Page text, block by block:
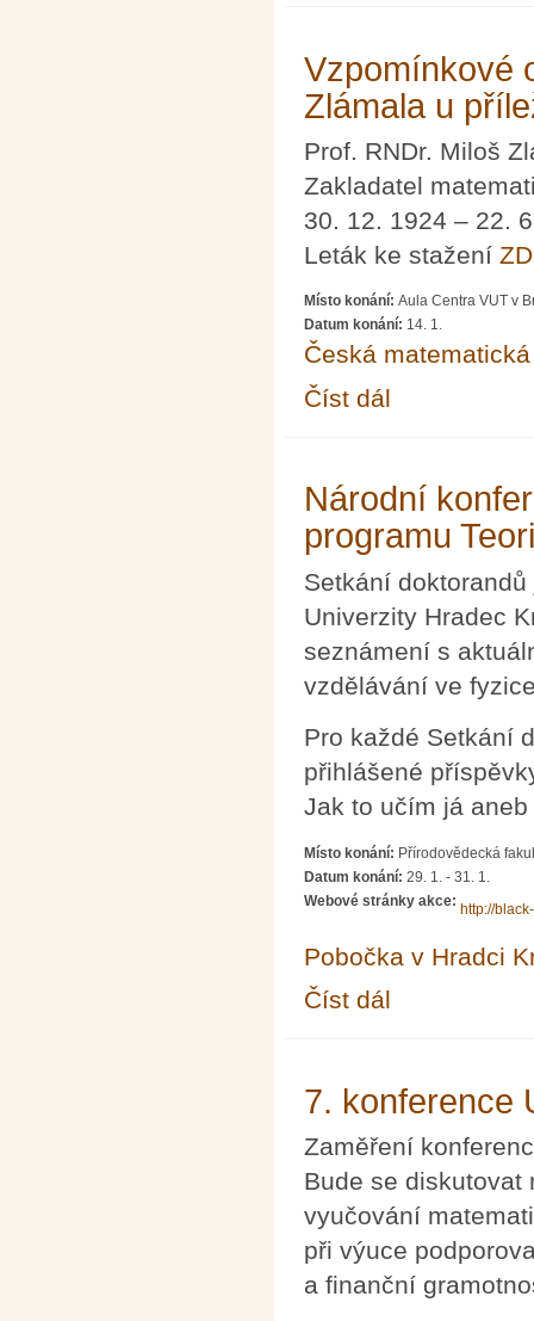
Vzpomínkové
Zlámala u
Prof. RNDr. Miloš
Zakladatel
30. 12. 1924 – 22.
Leták ke stažení
Místo konání: Aula Centra VUT v
Datum konání: 14. 1.
Česká
Číst dál
Národní
programu
Setkání
Univerzity Hradec
seznámení s
vzdělávání ve
Pro každé Setkání
přihlášené
Jak to učím já
Místo konání: Přírodovědecká
Datum konání: 29. 1. - 31. 1.
Webové stránky akce:
http://
Pobočka v Hradci
Číst dál
7. konference
Zaměření
Bude se diskutovat
vyučování
při výuce
a finanční